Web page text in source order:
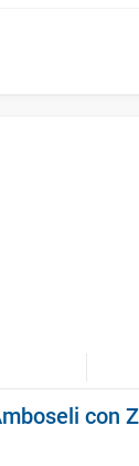
con